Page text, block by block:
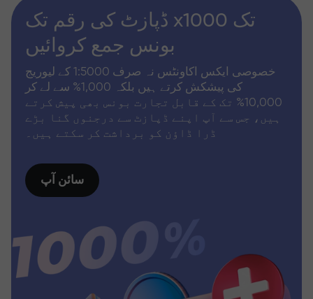
ڈپازٹ کی رقم تک x1000 تک
بونس جمع کروائیں
خصوصی ایکس اکاونٹس نہ صرف 1:5000 کے لیوریج
کی پیشکش کرتے ہیں بلکہ 1,000% سے لے کر
10,000% تک کے قابل تجارت بونس بھی پیش کرتے
ہیں، جس سے آپ اپنے ڈپازٹ سے درجنوں گنا بڑے
ڈرا ڈاؤن کو برداشت کر سکتے ہیں۔
سائن آپ